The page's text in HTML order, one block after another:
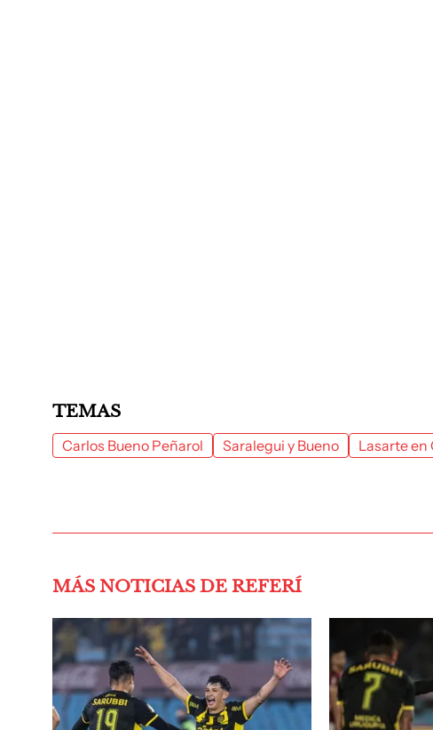
TEMAS
Carlos Bueno Peñarol Saralegui y Bueno Lasarte en
MÁS NOTICIAS DE REFERÍ